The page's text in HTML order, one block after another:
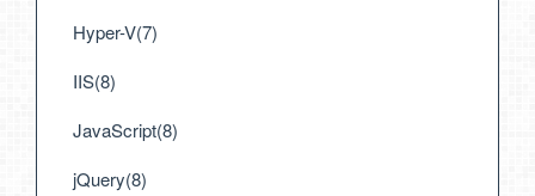
Hyper-V(7)
IIS(8)
JavaScript(8)
jQuery(8)